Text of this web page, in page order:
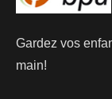
Gardez vos
main!